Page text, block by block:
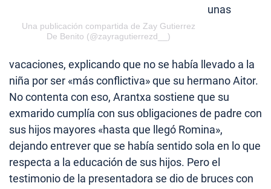
Una publicación compartida de Zay Gutierrez
De Benito (@zayragutierrezd__)
unas
vacaciones, explicando que no se había llevado a la
niña por ser «más conflictiva» que su hermano Aitor.
No contenta con eso, Arantxa sostiene que su
exmarido cumplía con sus obligaciones de padre con
sus hijos mayores «hasta que llegó Romina»,
dejando entrever que se había sentido sola en lo que
respecta a la educación de sus hijos. Pero el
testimonio de la presentadora se dio de bruces con